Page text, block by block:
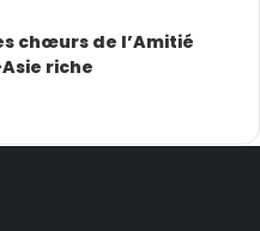
chœurs de l’Amitié
riche